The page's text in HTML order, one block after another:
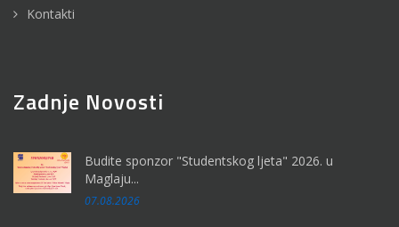
Kontakti
Zadnje Novosti
Budite sponzor "Studentskog ljeta" 2026. u
Maglaju...
07.08.2026